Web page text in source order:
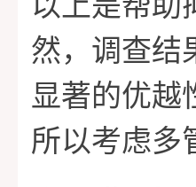
然，调查结
显著的优越
所以考虑多